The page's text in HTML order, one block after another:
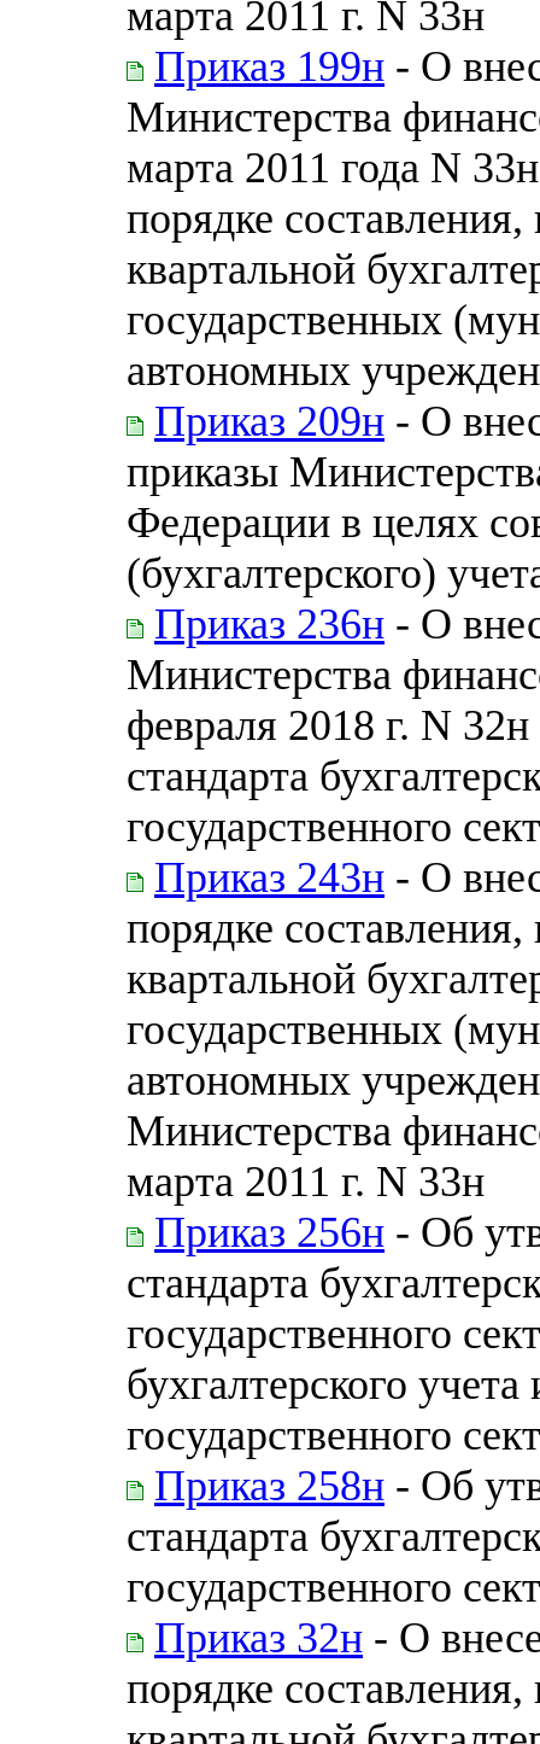
марта 2011 г. N 33н
Приказ 199н - О
Министерства
марта 2011 года N
порядке
квартальной
государственных
автономных
Приказ 209н - О
приказы
Федерации в целях
(бухгалтерского)
Приказ 236н - О
Министерства
февраля 2018 г. N
стандарта
государственного
Приказ 243н - О
порядке
квартальной
государственных
автономных
Министерства
марта 2011 г. N 33н
Приказ 256н - Об
стандарта
государственного
бухгалтерского
государственного
Приказ 258н - Об
стандарта
государственного
Приказ 32н - О
порядке